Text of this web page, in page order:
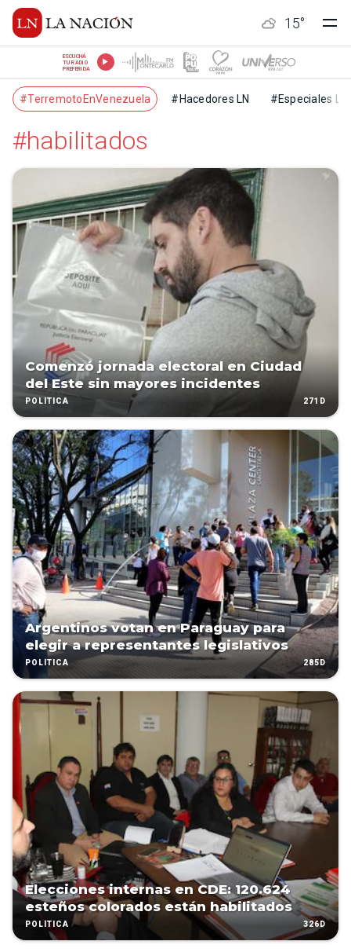
15°
ESCUCHÁ
TU RADIO
PREFERIDA
#TerremotoEnVenezuela #Hacedores LN #Especiales LN
#habilitados
Comenzó jornada electoral en Ciudad
del Este sin mayores incidentes
POLÍTICA 271D
Argentinos votan en Paraguay para
elegir a representantes legislativos
POLÍTICA 285D
Elecciones internas en CDE: 120.624
esteños colorados están habilitados
POLÍTICA 326D